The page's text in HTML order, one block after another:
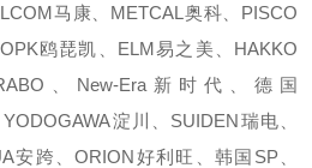
马康、METCAL奥科、PISCO
鸥琵凯、ELM易之美、HAKKO
、New-Era新时代、德国
淀川、SUIDEN瑞电、
安跨、ORION好利旺、韩国SP、